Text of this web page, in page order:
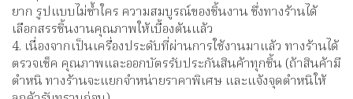
ยาก รูปแบบไม่ซ้ำใคร ความสมบูรณ์ของชิ้นงาน ซึ่งทางร้านได้
เลือกสรรชิ้นงานคุณภาพให้เบื้องต้นแล้ว
4. เนื่องจากเป็นเครื่องประดับที่ผ่านการใช้งานมาแล้ว ทางร้านได้
ตรวจเช็ค คุณภาพและออกบัตรรับประกันสินค้าทุกชิ้น (ถ้าสินค้ามี
ตำหนิ ทางร้านจะแยกจำหน่ายราคาพิเศษ และแจ้งจุดตำหนิให้